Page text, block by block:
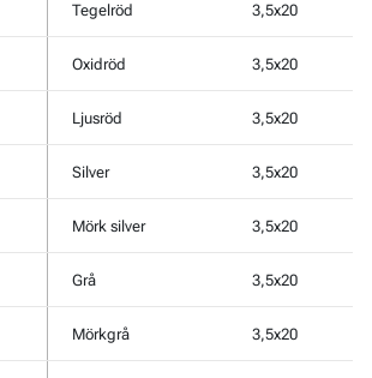
Tegelröd 3,5x20
Oxidröd 3,5x20
Ljusröd 3,5x20
Silver 3,5x20
Mörk silver 3,5x20
Grå 3,5x20
Mörkgrå 3,5x20